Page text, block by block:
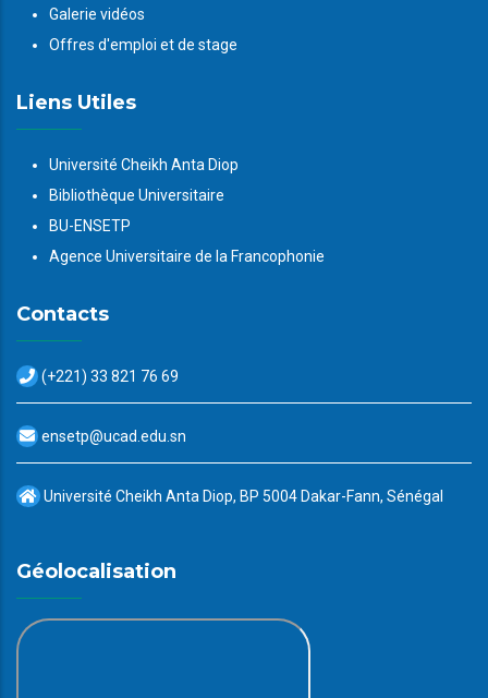
Galerie vidéos
Offres d'emploi et de stage
Liens Utiles
Université Cheikh Anta Diop
Bibliothèque Universitaire
BU-ENSETP
Agence Universitaire de la Francophonie
Contacts
(+221) 33 821 76 69
ensetp@ucad.edu.sn
Université Cheikh Anta Diop, BP 5004 Dakar-Fann, Sénégal
Géolocalisation